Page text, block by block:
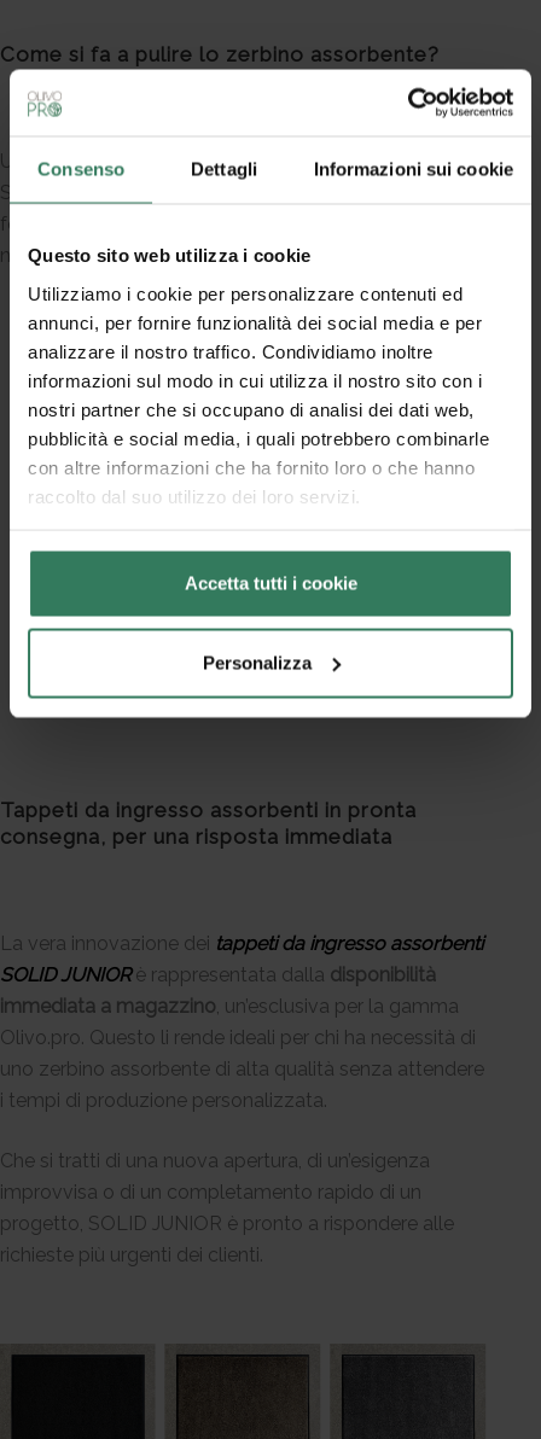
Consenso Dettagli Informazioni sui cookie
Questo sito web utilizza i cookie
Utilizziamo i cookie per personalizzare contenuti ed
annunci, per fornire funzionalità dei social media e per
analizzare il nostro traffico. Condividiamo inoltre
informazioni sul modo in cui utilizza il nostro sito con i
nostri partner che si occupano di analisi dei dati web,
pubblicità e social media, i quali potrebbero combinarle
con altre informazioni che ha fornito loro o che hanno
raccolto dal suo utilizzo dei loro servizi.
Accetta tutti i cookie
Personalizza
Come si fa a pulire lo zerbino assorbente?
Uno dei punti di forza del tappeto ingresso assorbente
SOLID JUNIOR è la sua facilità di pulizia, un aspetto
fondamentale per chi cerca un tappeto funzionale ma
non vuole rinunciare al comfort:
Lavaggio in lavatrice a 30° con ciclo delicato: la
possibilità di lavarlo comodamente a casa lo
rende pratico e conveniente. Attenzione però,
èsconsigliato l’uso dell’asciugatrice per
preservarne le caratteristiche nel tempo.
Pulizia quotidiana con aspirapolvere
mantenendo il tappeto pulito con passaggi
detergente delicato e un risciacquo con acqua
garantiranno un risultato perfetto.
Tappeti da ingresso assorbenti in pronta
consegna, per una risposta immediata
La vera innovazione dei tappeti da ingresso assorbenti
SOLID JUNIORè rappresentata dalla disponibilità
immediata a magazzino , un’esclusiva per la gamma
Olivo.pro. Questo li rende ideali per chi ha necessità di
uno zerbino assorbente di alta qualità senza attendere
i tempi di produzione personalizzata.
Che si tratti di una nuova apertura, di un’esigenza
improvvisa o di un completamento rapido di un
progetto, SOLID JUNIOR è pronto a rispondere alle
richieste più urgenti dei clienti.